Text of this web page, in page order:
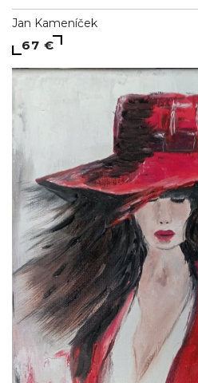
Jan Kameníček
67 €